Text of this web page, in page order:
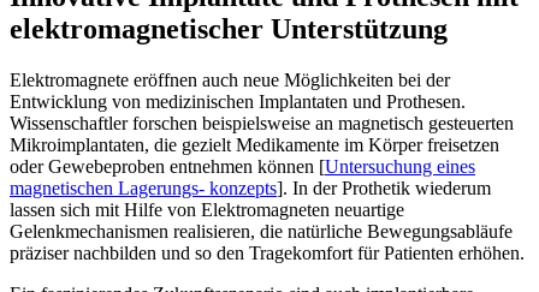
elektromagnetischer Unterstützung
Elektromagnete eröffnen auch neue Möglichkeiten bei der
Entwicklung von medizinischen Implantaten und Prothesen.
Wissenschaftler forschen beispielsweise an magnetisch gesteuerten
Mikroimplantaten, die gezielt Medikamente im Körper freisetzen
oder Gewebeproben entnehmen können [Untersuchung eines
magnetischen Lagerungs- konzepts]. In der Prothetik wiederum
lassen sich mit Hilfe von Elektromagneten neuartige
Gelenkmechanismen realisieren, die natürliche Bewegungsabläufe
präziser nachbilden und so den Tragekomfort für Patienten erhöhen.